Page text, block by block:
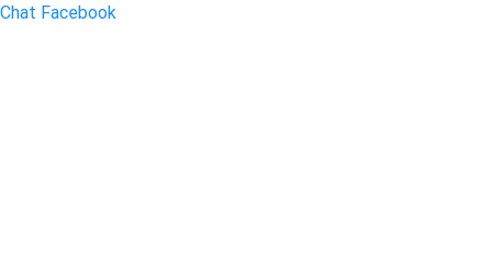
Chat Facebook